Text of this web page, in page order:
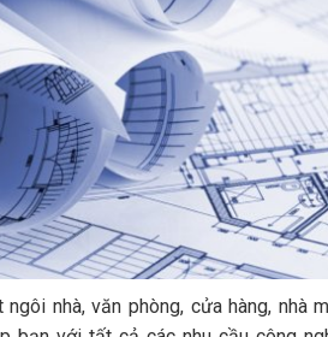
nhà, văn phòng, cửa hàng, nhà